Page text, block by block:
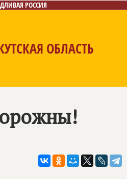
РОССИЯ
ОБЛАСТЬ
Контакты